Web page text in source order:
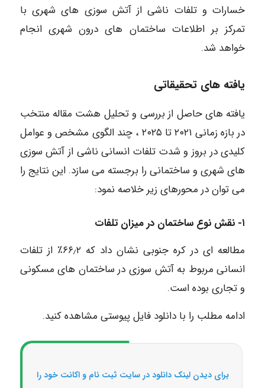
خسارات و تلفات ناشی از آتش سوزی های شهری با
تمرکز بر اطلاعات ساختمان های درون شهری انجام
خواهد شد.
یافته های تحقیقاتی
یافته های حاصل از بررسی و تحلیل هشت مقاله منتخب
در بازه زمانی ۲۰۲۱ تا ۲۰۲۵ ، چند الگوی مشخص و عوامل
کلیدی در بروز و شدت تلفات انسانی ناشی از آتش سوزی
های شهری و ساختمانی را برجسته می سازد. این نتایج را
می توان در محورهای زیر خلاصه نمود:
۱- نقش نوع ساختمان در میزان تلفات
مطالعه ای در کره جنوبی نشان داد که ۶۶٫۲٪ از تلفات
انسانی مربوط به آتش سوزی در ساختمان های مسکونی
و تجاری بوده است.
ادامه مطلب را با دانلود فایل پیوستی مشاهده کنید.
برای دیدن لینک دانلود در سایت ثبت نام و اکانت خود را